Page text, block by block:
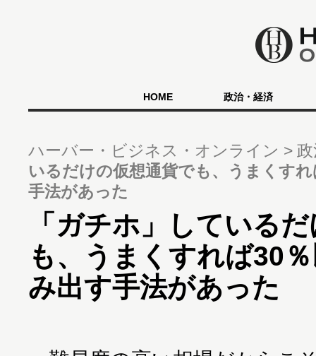
HOME 政治・経済
ハーバー・ビジネス・オンライン
いるだけの仮想通貨でも、うまくす
手法があった
「ガチホ」している
も、うまくすれば30
み出す手法があった